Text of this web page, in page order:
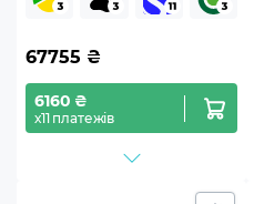
67755 ₴
6160 ₴
х11 платежів